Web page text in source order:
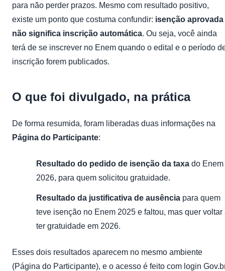
para não perder prazos. Mesmo com resultado positivo,
existe um ponto que costuma confundir: isenção aprovada
não significa inscrição automática. Ou seja, você ainda
terá de se inscrever no Enem quando o edital e o período
inscrição forem publicados.
O que foi divulgado, na prática
De forma resumida, foram liberadas duas informações na
Página do Participante:
Resultado do pedido de isenção da taxa do Enem
2026, para quem solicitou gratuidade.
Resultado da justificativa de ausência para quem
teve isenção no Enem 2025 e faltou, mas quer voltar
ter gratuidade em 2026.
Esses dois resultados aparecem no mesmo ambiente
(Página do Participante), e o acesso é feito com login